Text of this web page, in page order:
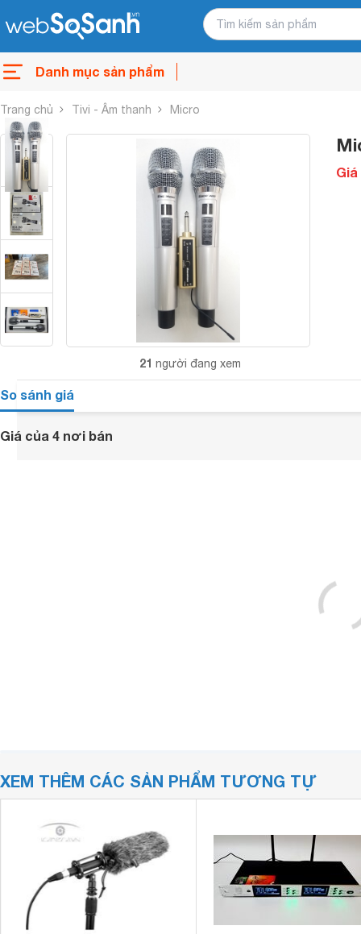
Danh mục sản phẩm
Trang chủ Tivi - Âm thanh Micro
21 người đang xem
Giá
So sánh giá
Giá của 4 nơi bán
XEM THÊM CÁC SẢN PHẨM TƯƠNG TỰ